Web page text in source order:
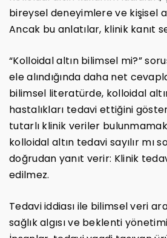
bireysel deneyimlere ve kişisel
Ancak bu anlatılar, klinik kanıt
“Kolloidal altın bilimsel mi?”
ele alındığında daha net
bilimsel literatürde, kolloidal
hastalıkları tedavi ettiğini
tutarlı klinik veriler
kolloidal altın tedavi sayılır mı
doğrudan yanıt verir: Klinik
edilmez.
Tedavi iddiası ile bilimsel veri
sağlık algısı ve beklenti